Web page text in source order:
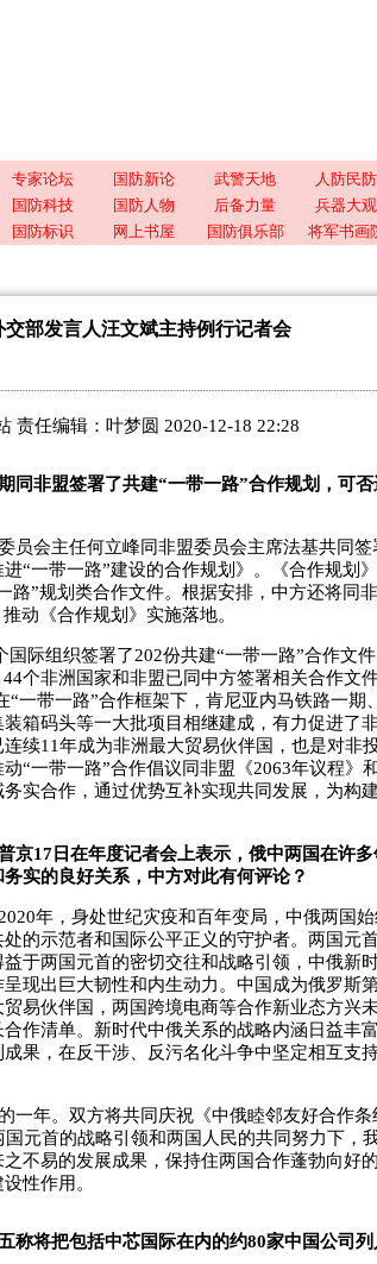
专家论坛 国防新论 武警天地 人防民防
国防科技 国防人物 后备力量 兵器大观
国防标识 网上书屋 国防俱乐部 将军书画
交部发言人汪文斌主持例行记者会
责任编辑：叶梦圆 2020-12-18 22:28
同非盟签署了共建“一带一路”合作规划，可
员会主任何立峰同非盟委员会主席法基共同签
“一带一路”建设的合作规划》。《合作规划
路”规划类合作文件。根据安排，中方还将同
动《合作规划》实施落地。
际组织签署了202份共建“一带一路”合作文件
个非洲国家和非盟已同中方签署相关合作文
一带一路”合作框架下，肯尼亚内马铁路一期
箱码头等一大批项目相继建成，有力促进了
续11年成为非洲最大贸易伙伴国，也是对非
“一带一路”合作倡议同非盟《2063年议程》
实合作，通过优势互补实现共同发展，为构
京17日在年度记者会上表示，俄中两国在许
实的良好关系，中方对此有何评论？
年，身处世纪灾疫和百年变局，中俄两国
的示范者和国际公平正义的守护者。两国元
于两国元首的密切交往和战略引领，中俄新
现出巨大韧性和内生动力。中国成为俄罗斯
易伙伴国，两国跨境电商等合作新业态方兴
作清单。新时代中俄关系的战略内涵日益丰
果，在反干涉、反污名化斗争中坚定相互支
一年。双方将共同庆祝《中俄睦邻友好合作条
元首的战略引领和两国人民的共同努力下，
不易的发展成果，保持住两国合作蓬勃向好
性作用。
称将把包括中芯国际在内的约80家中国公司